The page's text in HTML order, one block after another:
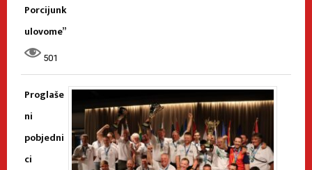
Porcijunk
ulovome”
501
Proglaše
ni
pobjedni
ci